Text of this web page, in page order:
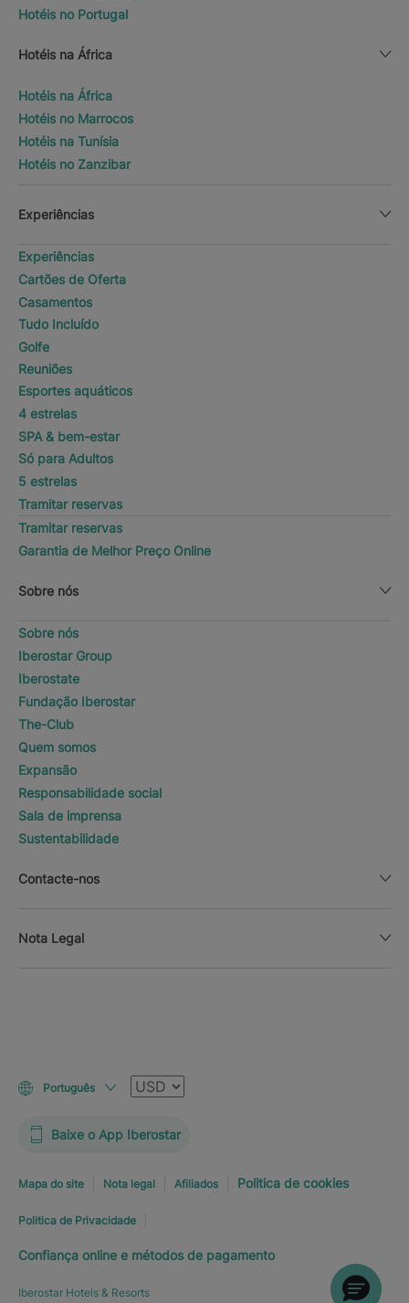
Hotéis no Portugal
Hotéis na África
Hotéis na África
Hotéis no Marrocos
Hotéis na Tunísia
Hotéis no Zanzibar
Experiências
Experiências
Cartões de Oferta
Casamentos
Tudo Incluído
Golfe
Reuniões
Esportes aquáticos
4 estrelas
SPA & bem-estar
Só para Adultos
5 estrelas
Tramitar reservas
Tramitar reservas
Garantia de Melhor Preço Online
Sobre nós
Sobre nós
Iberostar Group
Iberostate
Fundação Iberostar
The-Club
Quem somos
Expansão
Responsabilidade social
Sala de imprensa
Sustentabilidade
Contacte-nos
Nota Legal
Português Moeda
Baixe o App Iberostar
Mapa do site Nota legal Afiliados Politica de cookies
Politica de Privacidade
Confiança online e métodos de pagamento
Iberostar Hotels & Resorts